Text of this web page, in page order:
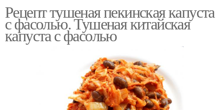
Рецепт тушеная пекинская капуста
с фасолью. Тушеная китайская
капуста с фасолью